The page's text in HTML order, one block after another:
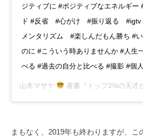
ジティブに #ポジティブなエネルギー
ド #反省 #心がけ #振り返る #igtv
メンタリズム #楽しんだもん勝ち #
のに #こういう時ありませんか #人生
べる #過去の自分と比べる #撮影 #個
山本マサヤ 著書『トップ2%の天才が
まもなく、2019年も終わりますが、こ